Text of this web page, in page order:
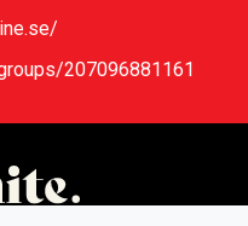
207096881161